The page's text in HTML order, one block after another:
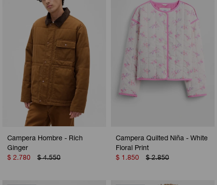
Campera Hombre - Rich
Ginger
$ 2.780 $ 4.550
Campera Quilted Niña - White
Floral Print
$ 1.850 $ 2.850
Camperas
Musculosas
Shorts
Vestidos y polleras
Pijamas
Calzas
Camperas
Chalecos
Shorts
Ropa interior
Polos
Camperas
Chalecos
Ropa interior
Pijamas
Camperas
Pijamas
Sets